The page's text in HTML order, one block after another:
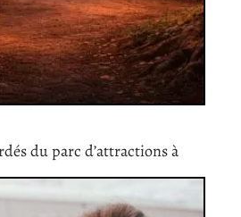
du parc d’attractions à